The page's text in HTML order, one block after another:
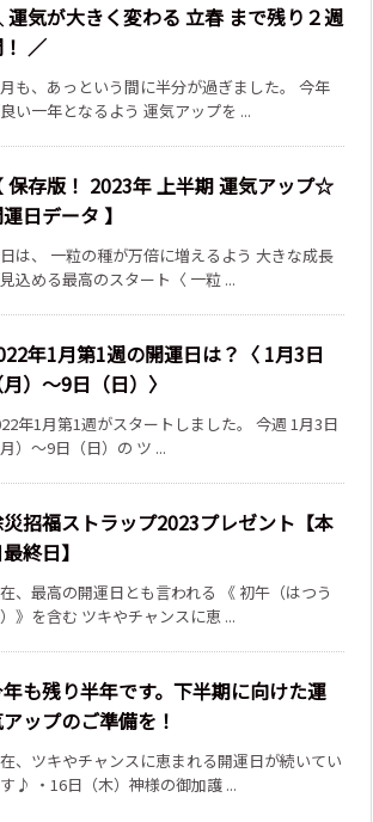
運気が大きく変わる 立春 まで残り２週
／
月も、あっという間に半分が過ぎました。 今年
い一年となるよう 運気アップを ...
保存版！ 2023年 上半期 運気アップ☆
日データ 】
は、 一粒の種が万倍に増えるよう 大きな成長
込める最高のスタート〈 一粒 ...
年1月第1週の開運日は？〈 1月3日
月）～9日（日）〉
年1月第1週がスタートしました。 今週 1月3日
月）～9日（日）の ツ ...
招福ストラップ2023プレゼント【本
終日】
、最高の開運日とも言われる 《 初午（はつう
》を含む ツキやチャンスに恵 ...
も残り半年です。下半期に向けた運
ップのご準備を！
、ツキやチャンスに恵まれる開運日が続いてい
♪ ・16日（木）神様の御加護 ...